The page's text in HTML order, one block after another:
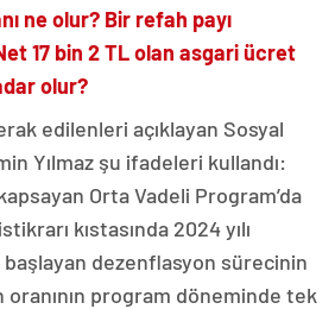
ne olur? Bir refah payı
17 bin 2 TL olan asgari ücret
olur?
edilenleri açıklayan Sosyal
Yılmaz şu ifadeleri kullandı:
Orta Vadeli Program’da
kıstasında 2024 yılı
başlayan dezenflasyon sürecinin
oranının program döneminde tek